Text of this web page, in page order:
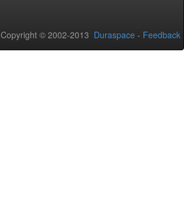
Copyright © 2002-2013 Duraspace - Feedback